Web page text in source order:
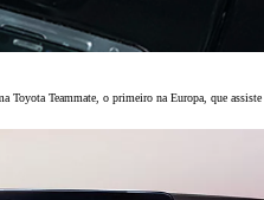
Toyota Teammate, o primeiro na Europa, que assiste